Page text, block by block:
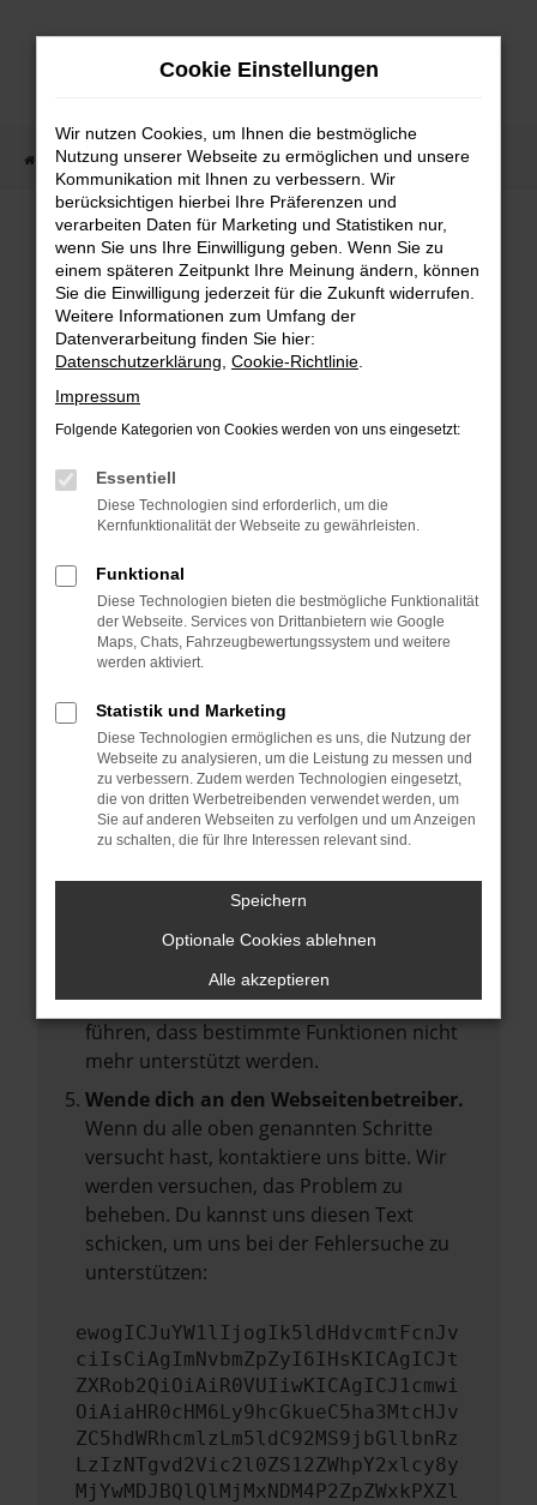
Zum
Startseite Fahrzeugangebote Fahrzeugmarkt
Fahrzeugmarkt
Fehler: Network Error
Beim Laden ist ein Fehler aufgetreten.
Hier sind ein paar Tipps, die dir helfen können:
Überprüfe deine Firewall und deine
Internetverbindung.
deine Suchmaschine?
Prüfe deine Browsererweiterungen.
Manche Erweiterungen, wie Werbeblocker,
können das Laden bestimmter Seiten
anderen Browser oder in einem privaten
Fenster?
Starte dein Gerät neu.
Das kann manchmal helfen,
vorübergehende Probleme zu beheben.
Stelle sicher, dass dein Browser und dein
Betriebssystem auf dem neuesten Stand
Veraltete Software birgt nicht nur ein
Sicherheitsrisiko, sondern kann auch dazu
führen, dass bestimmte Funktionen nicht
mehr unterstützt werden.
Wende dich an den Webseitenbetreiber.
Wenn du alle oben genannten Schritte
versucht hast, kontaktiere uns bitte. Wir
werden versuchen, das Problem zu
beheben. Du kannst uns diesen Text
schicken, um uns bei der Fehlersuche zu
unterstützen:
ewogICJuYW1lIjogIk5ldHdvcmtFcnJv
ciIsCiAgImNvbmZpZyI6IHsKICAgICJt
ZXRob2QiOiAiR0VUIiwKICAgICJ1cmwi
OiAiaHR0cHM6Ly9hcGkueC5ha3MtcHJv
ZC5hdWRhcmlzLm5ldC92MS9jbGllbnRz
LzIzNTgvd2Vic2l0ZS12ZWhpY2xlcy8y
MjYwMDJBQlQlMjMxNDM4P2ZpZWxkPXZl
Cookie Einstellungen
Wir nutzen Cookies, um Ihnen die bestmögliche
Nutzung unserer Webseite zu ermöglichen und unsere
Kommunikation mit Ihnen zu verbessern. Wir
berücksichtigen hierbei Ihre Präferenzen und
verarbeiten Daten für Marketing und Statistiken nur,
wenn Sie uns Ihre Einwilligung geben. Wenn Sie zu
einem späteren Zeitpunkt Ihre Meinung ändern, können
Sie die Einwilligung jederzeit für die Zukunft widerrufen.
Weitere Informationen zum Umfang der
Datenverarbeitung finden Sie hier:
Datenschutzerklärung Cookie-Richtlinie
Impressum
Folgende Kategorien von Cookies werden von uns eingesetzt:
Essentiell
Diese Technologien sind erforderlich, um die
Kernfunktionalität der Webseite zu gewährleisten.
Funktional
Diese Technologien bieten die bestmögliche Funktionalität
der Webseite. Services von Drittanbietern wie Google
Maps, Chats, Fahrzeugbewertungssystem und weitere
werden aktiviert.
Statistik und Marketing
Diese Technologien ermöglichen es uns, die Nutzung der
Webseite zu analysieren, um die Leistung zu messen und
zu verbessern. Zudem werden Technologien eingesetzt,
die von dritten Werbetreibenden verwendet werden, um
Sie auf anderen Webseiten zu verfolgen und um Anzeigen
zu schalten, die für Ihre Interessen relevant sind.
Speichern
Optionale Cookies ablehnen
Alle akzeptieren